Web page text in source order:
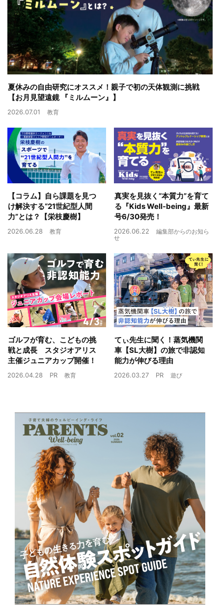
夏休みの自由研究にオススメ！親子で初の天体観測に挑戦
【お月見望遠鏡 『ミルムーン』】
2026.07.01 教育
【コラム】自ら課題を見つ
け解決する“21世紀型人間
力”とは？【栄枝慶樹】
2026.06.28 教育
真実を見抜く“本質力”を育て
る『Kids Well-being』最新
号6/30発売！
2026.06.22
編集部からのお知ら
せ
ゴルフが育む、こどもの挑
戦と成長 スタジオアリス
主催ジュニアカップ開催！
2026.04.28 PR 教育
てぃ先生に聞く！蒸気機関
車【SL大樹】の旅で非認知
能力が伸びる理由
2026.03.27 PR 遊び